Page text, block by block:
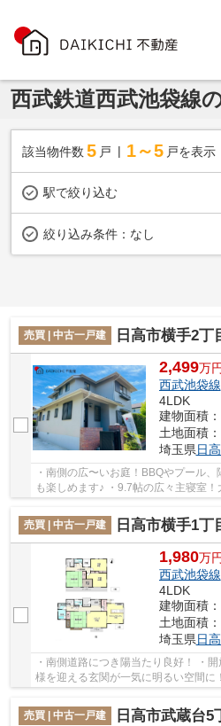
西武鉄道西武池袋線
該当物件数 5 戸 1～5 戸を表示
駅で絞り込む
絞り込み条件： なし
売買 | 中古一戸建 日高市横手2
2,499万
西武池袋線
4LDK
建物面積
土地面積
埼玉県日
・南側の広〜いお庭！BBQやプール
も楽しめます♪ ・9.7帖の広々主寝室！
さ！ ・洗う、干すが1箇所で完結！広
売買 | 中古一戸建
日高市横手1
1,980万円
西武池袋線
4LDK
建物面積
土地面積
埼玉県日
・南側道路につき陽当たり良好！ ・
様を迎える玄関が一気に明るい空間
売買 | 中古一戸建
日高市武蔵台